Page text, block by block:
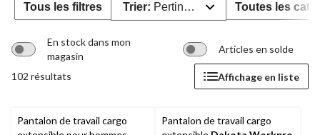
Tous les filtres Trier: Pertinence Toutes les
En stock dans mon
magasin
Articles en solde
102 résultats Affichage en liste
Pantalon de travail cargo
Pantalon de travail cargo